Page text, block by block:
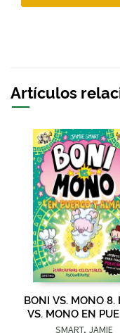
Artículos
BONI VS. MONO 8.
VS. MONO EN
Y ALMA
SMART, JAMIE